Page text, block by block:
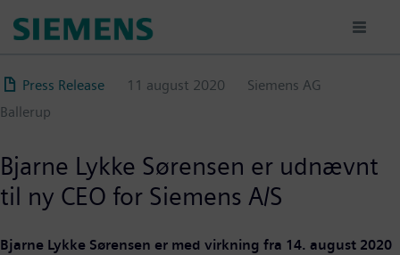
Press Release
11 august 2020
Siemens AG
Ballerup
Bjarne Lykke Sørensen er udnævnt
til ny CEO for Siemens A/S
Bjarne Lykke Sørensen er med virkning fra 14. august 2020